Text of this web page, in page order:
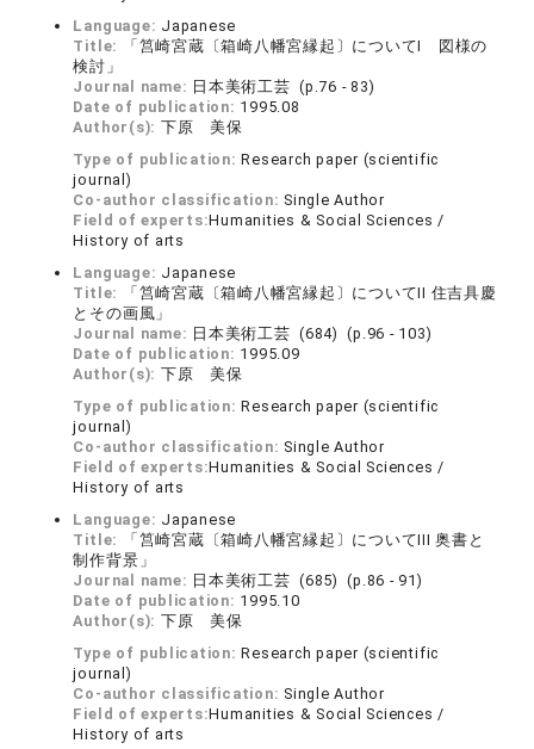
Language: Japanese
Title:
「筥崎宮蔵〔箱崎八幡宮縁起〕についてI 図様の
検討」
Journal name: 日本美術工芸 (p.76 - 83)
Date of publication: 1995.08
Author(s): 下原 美保
Type of publication:Research paper (scientific
journal)
Co-author classification: Single Author
Field of experts:Humanities & Social Sciences /
History of arts
Language: Japanese
Title:
「筥崎宮蔵〔箱崎八幡宮縁起〕についてII 住吉具慶
とその画風」
Journal name: 日本美術工芸 (684) (p.96 - 103)
Date of publication: 1995.09
Author(s): 下原 美保
Type of publication:Research paper (scientific
journal)
Co-author classification: Single Author
Field of experts:Humanities & Social Sciences /
History of arts
Language: Japanese
Title:
「筥崎宮蔵〔箱崎八幡宮縁起〕についてIII 奥書と
制作背景」
Journal name: 日本美術工芸 (685) (p.86 - 91)
Date of publication: 1995.10
Author(s): 下原 美保
Type of publication:Research paper (scientific
journal)
Co-author classification: Single Author
Field of experts:Humanities & Social Sciences /
History of arts